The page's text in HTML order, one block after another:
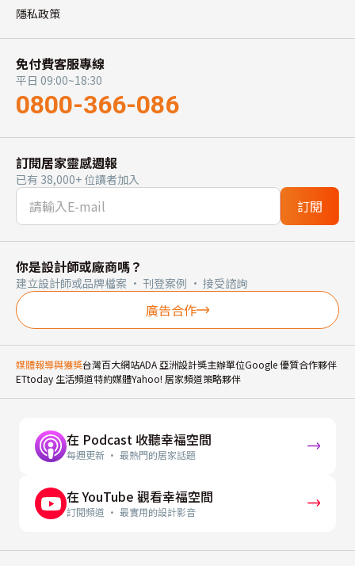
隱私政策
免付費客服專線
平日 09:00~18:30
0800-366-086
訂閱居家靈感週報
已有 38,000+ 位讀者加入
訂閱
你是設計師或廠商嗎？
建立設計師或品牌檔案 · 刊登案例 · 接受諮詢
廣告合作
媒體報導與獲獎台灣百大網站ADA 亞洲設計獎主辦單位Google 優質合作夥伴
ETtoday 生活頻道特約媒體Yahoo! 居家頻道策略夥伴
在 Podcast 收聽幸福空間
每週更新 · 最熱門的居家話題
在 YouTube 觀看幸福空間
訂閱頻道 · 最實用的設計影音